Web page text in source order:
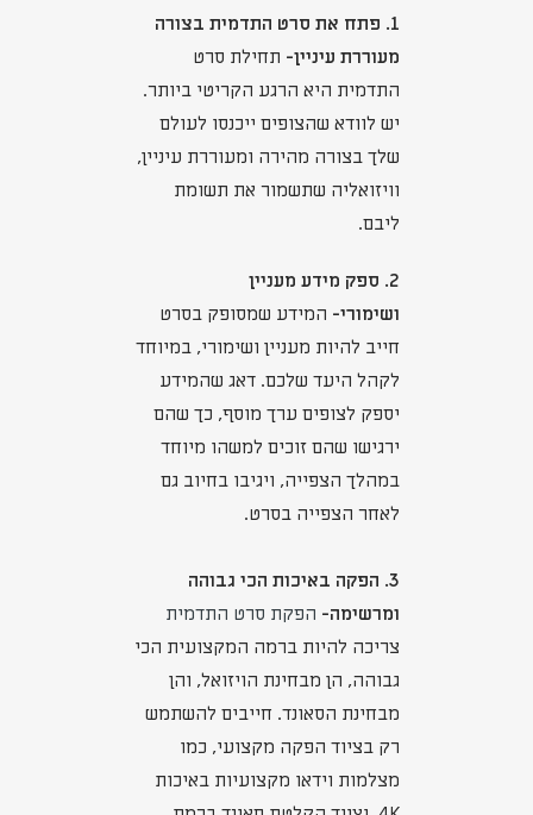
1. פתח את סרט התדמית בצורה
מעוררת עיניין- תחילת סרט
התדמית היא הרגע הקריטי ביותר.
יש לוודא שהצופים ייכנסו לעולם
שלך בצורה מהירה ומעוררת עיניין,
וויזואליה שתשמור את תשומת
ליבם.
2. ספק מידע מעניין
ושימורי- המידע שמסופק בסרט
חייב להיות מעניין ושימורי, במיוחד
לקהל היעד שלכם. דאג שהמידע
יספק לצופים ערך מוסף, כך שהם
ירגישו שהם זוכים למשהו מיוחד
במהלך הצפייה, ויגיבו בחיוב גם
לאחר הצפייה בסרט.
3. הפקה באיכות הכי גבוהה
ומרשימה- הפקת סרט התדמית
צריכה להיות ברמה המקצועית הכי
גבוהה, הן מבחינת הויזואל, והן
מבחינת הסאונד. חייבים להשתמש
רק בציוד הפקה מקצועי, כמו
מצלמות וידאו מקצועיות באיכות